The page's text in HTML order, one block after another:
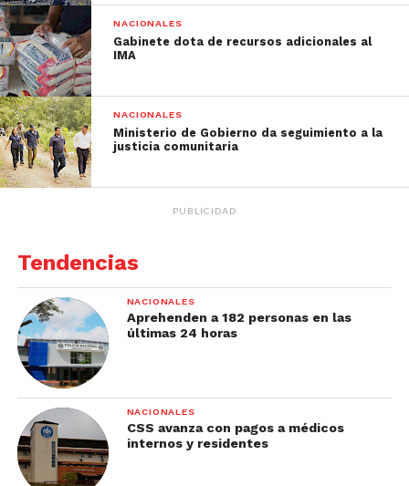
NACIONALES
Gabinete dota de recursos adicionales al
IMA
NACIONALES
Ministerio de Gobierno da seguimiento a la
justicia comunitaria
PUBLICIDAD
Tendencias
NACIONALES
Aprehenden a 182 personas en las
últimas 24 horas
NACIONALES
CSS avanza con pagos a médicos
internos y residentes